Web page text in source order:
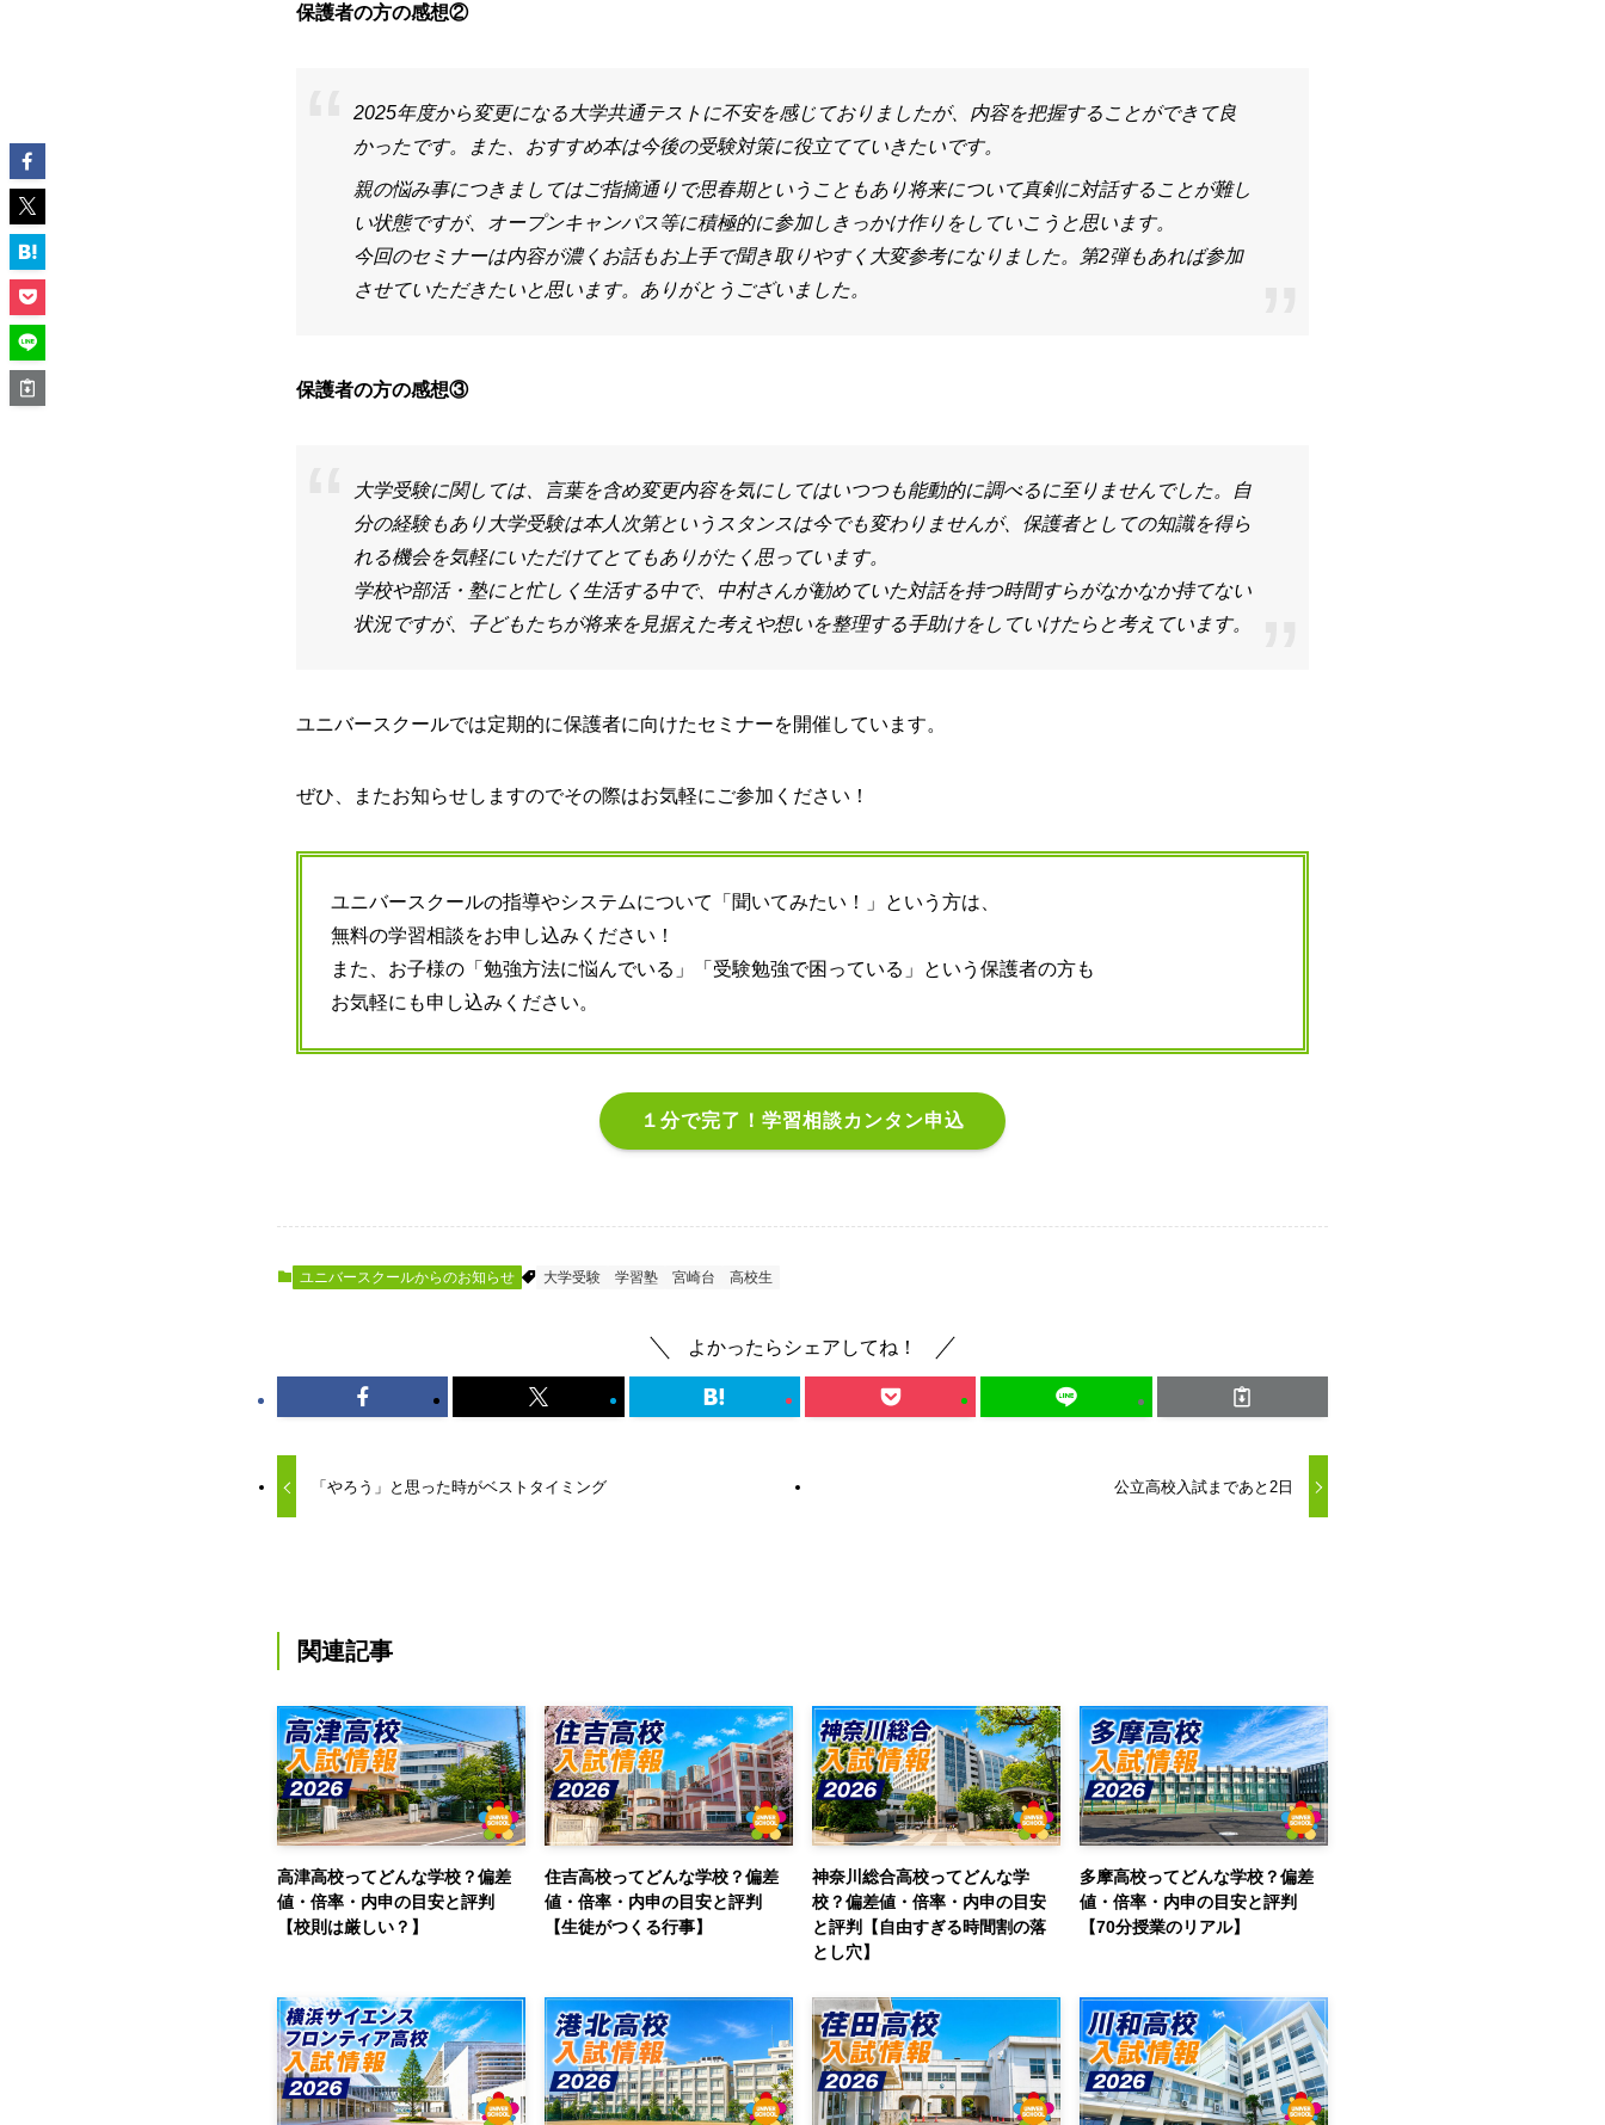
保護者の方の感想②
2025年度から変更になる大学共通テストに不安を感じておりましたが、内容を把握することができて良
かったです。また、おすすめ本は今後の受験対策に役立てていきたいです。
親の悩み事につきましてはご指摘通りで思春期ということもあり将来について真剣に対話することが難し
い状態ですが、オープンキャンパス等に積極的に参加しきっかけ作りをしていこうと思います。
今回のセミナーは内容が濃くお話もお上手で聞き取りやすく大変参考になりました。第2弾もあれば参加
させていただきたいと思います。ありがとうございました。
保護者の方の感想③
大学受験に関しては、言葉を含め変更内容を気にしてはいつつも能動的に調べるに至りませんでした。自
分の経験もあり大学受験は本人次第というスタンスは今でも変わりませんが、保護者としての知識を得ら
れる機会を気軽にいただけてとてもありがたく思っています。
学校や部活・塾にと忙しく生活する中で、中村さんが勧めていた対話を持つ時間すらがなかなか持てない
状況ですが、子どもたちが将来を見据えた考えや想いを整理する手助けをしていけたらと考えています。
ユニバースクールでは定期的に保護者に向けたセミナーを開催しています。
ぜひ、またお知らせしますのでその際はお気軽にご参加ください！
ユニバースクールの指導やシステムについて「聞いてみたい！」という方は、
無料の学習相談をお申し込みください！
また、お子様の「勉強方法に悩んでいる」「受験勉強で困っている」という保護者の方も
お気軽にも申し込みください。
１分で完了！学習相談カンタン申込
ユニバースクールからのお知らせ 大学受験 学習塾 宮崎台 高校生
よかったらシェアしてね！
「やろう」と思った時がベストタイミング 公立高校入試まであと2日
関連記事
高津高校ってどんな学校？偏差
値・倍率・内申の目安と評判
【校則は厳しい？】
住吉高校ってどんな学校？偏差
値・倍率・内申の目安と評判
【生徒がつくる行事】
神奈川総合高校ってどんな学
校？偏差値・倍率・内申の目安
と評判【自由すぎる時間割の落
とし穴】
多摩高校ってどんな学校？偏差
値・倍率・内申の目安と評判
【70分授業のリアル】